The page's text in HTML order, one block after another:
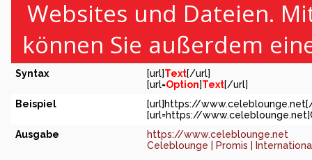
Websites und Dateien.
können Sie außerdem
Syntax [url]Text[/url]
[url=Option]Text[/url]
Beispiel
[url]https://
[url=https://
Ausgabe
https://www.celeblounge.net
Celeblounge | Promis |